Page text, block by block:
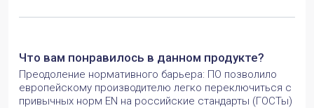
Источник: https://www.passuite.com/user-stories/14
Что вам понравилось в данном продукте?
Преодоление нормативного барьера: ПО позволило
европейскому производителю легко переключиться с
привычных норм EN на российские стандарты (ГОСТы)